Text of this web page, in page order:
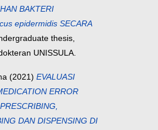
BAKTERI
epidermidis SECARA
thesis,
UNISSULA.
(2021) EVALUASI
ERROR
DAN DISPENSING DI